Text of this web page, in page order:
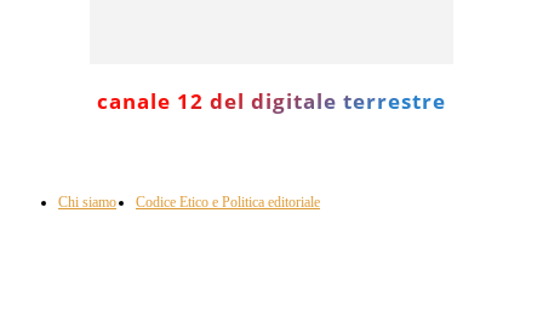
canale 12 del digitale terrestre
Chi siamo Codice Etico e Politica editoriale